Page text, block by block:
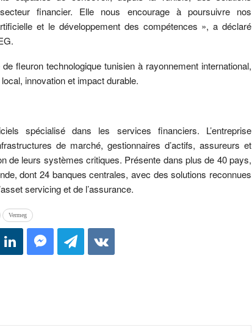
financier. Elle nous encourage à poursuivre nos
et le développement des compétences », a déclaré
fleuron technologique tunisien à rayonnement international,
innovation et impact durable.
spécialisé dans les services financiers. L’entreprise
de marché, gestionnaires d’actifs, assureurs et
de leurs systèmes critiques. Présente dans plus de 40 pays,
dont 24 banques centrales, avec des solutions reconnues
servicing et de l’assurance.
Vermeg